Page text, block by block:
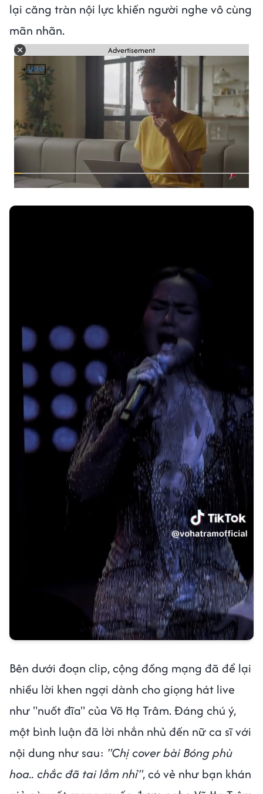
lại căng tràn nội lực khiến người nghe vô cùng
mãn nhãn.
Advertisement
Bên dưới đoạn clip, cộng đồng mạng đã để lại
nhiều lời khen ngợi dành cho giọng hát live
như "nuốt đĩa" của Võ Hạ Trâm. Đáng chú ý,
một bình luận đã lời nhắn nhủ đến nữ ca sĩ với
nội dung như sau: "Chị cover bài Bóng phù
hoa.. chắc đã tai lắm nhỉ", có vẻ như bạn khán